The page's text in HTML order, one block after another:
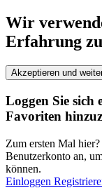
Wir
Erfahrung
Akzeptieren und
Loggen Sie sich
Favoriten
Zum ersten Mal
Benutzerkonto an,
können.
Einloggen